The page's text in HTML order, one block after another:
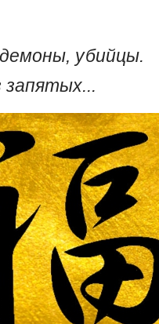
убийцы.
запятых...